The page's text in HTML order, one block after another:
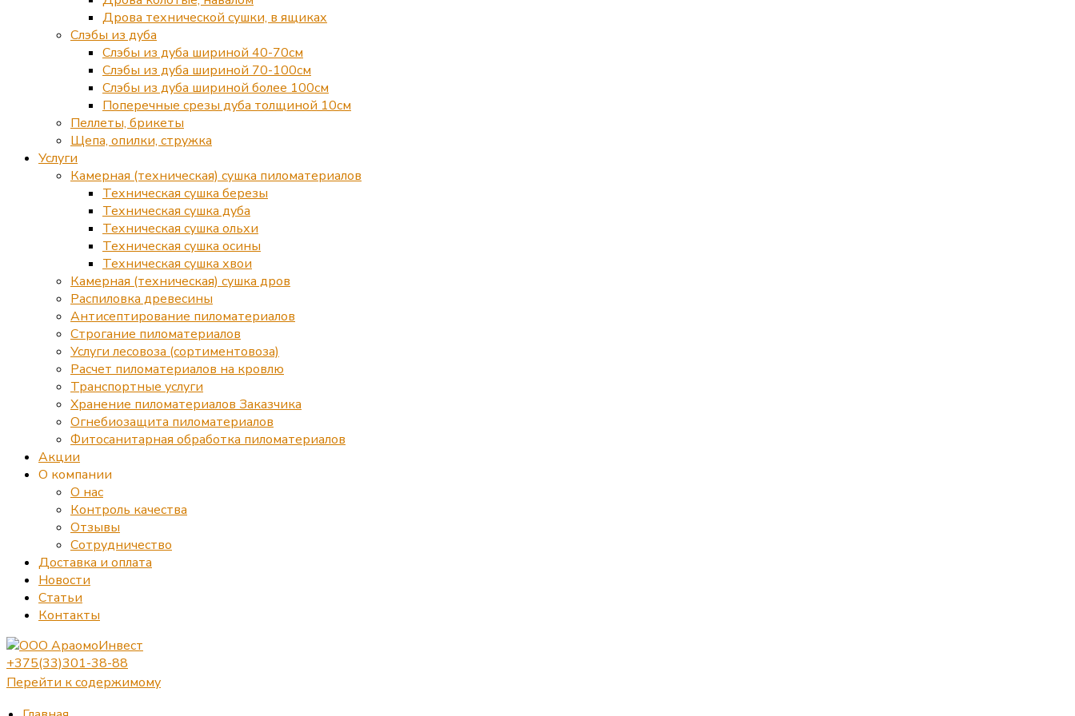
Дрова технической сушки, в ящиках
Слэбы из дуба
Слэбы из дуба шириной 40-70см
Слэбы из дуба шириной 70-100см
Слэбы из дуба шириной более 100см
Поперечные срезы дуба толщиной 10см
Пеллеты, брикеты
Щепа, опилки, стружка
Услуги
Камерная (техническая) сушка пиломатериалов
Техническая сушка березы
Техническая сушка дуба
Техническая сушка ольхи
Техническая сушка осины
Техническая сушка хвои
Камерная (техническая) сушка дров
Распиловка древесины
Антисептирование пиломатериалов
Строгание пиломатериалов
Услуги лесовоза (сортиментовоза)
Расчет пиломатериалов на кровлю
Транспортные услуги
Хранение пиломатериалов Заказчика
Огнебиозащита пиломатериалов
Фитосанитарная обработка пиломатериалов
Акции
О компании
О нас
Контроль качества
Отзывы
Сотрудничество
Доставка и оплата
Новости
Статьи
Контакты
+375(33)301-38-88
Перейти к содержимому